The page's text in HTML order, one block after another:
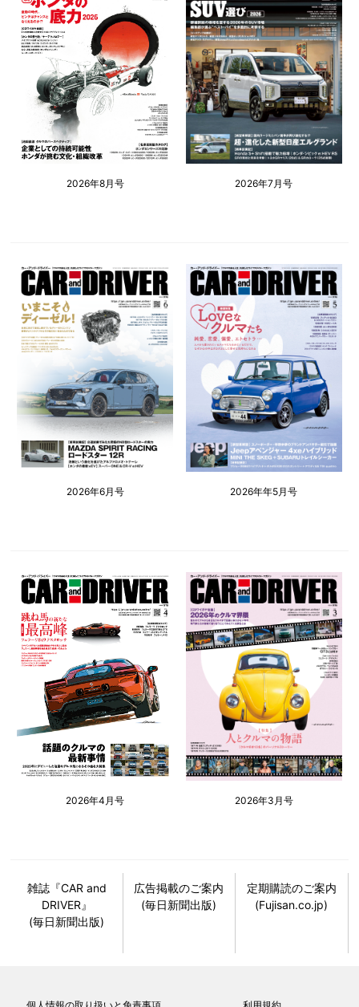
2026年8月号 2026年7月号
2026年6月号 2026年年5月号
2026年4月号 2026年3月号
雑誌『CAR and
DRIVER』
(毎日新聞出版)
広告掲載のご案内
(毎日新聞出版)
定期購読のご案内
(Fujisan.co.jp)